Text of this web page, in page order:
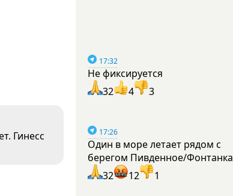
Гинесс
17:32
Не фиксируется
32
4 3
17:26
Один в море летает рядом с
берегом Пивденное/Фонтанка
32
12 1